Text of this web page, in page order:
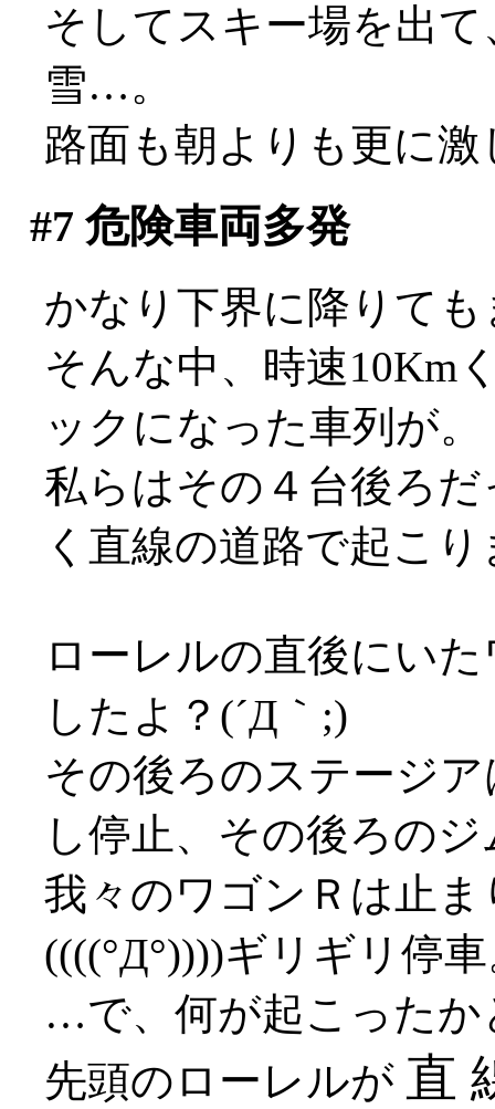
そしてスキー場を出
雪…。
路面も朝よりも更に
#7 危険車両多発
かなり下界に降りて
そんな中、時速10Km
ックになった車列が。
私らはその４台後ろ
く直線の道路で起こ
ローレルの直後にい
したよ？(´Д｀;)
その後ろのステージ
し停止、その後ろの
我々のワゴンＲは止
((((°Д°))))ギリギリ停
…で、何が起こった
先頭のローレルが 直